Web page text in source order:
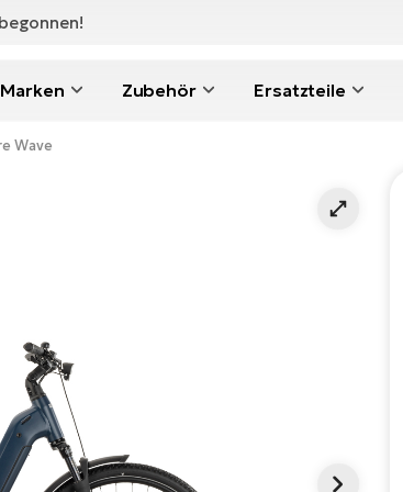
Marken Zubehör Ersatzteile
Wave